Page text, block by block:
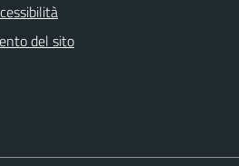
del sito